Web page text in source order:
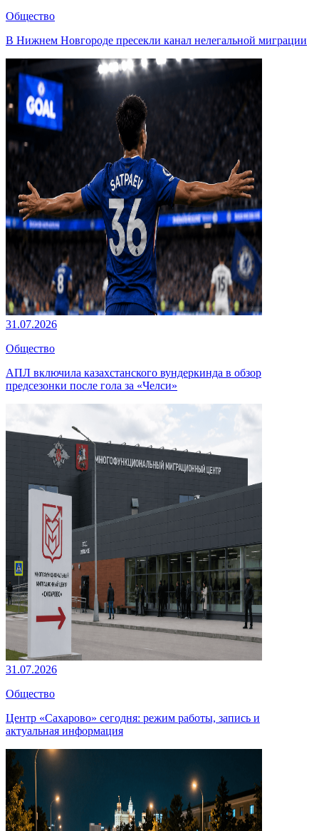
Общество
В Нижнем Новгороде пресекли канал нелегальной миграции
31.07.2026
Общество
АПЛ включила казахстанского вундеркинда в обзор
предсезонки после гола за «Челси»
31.07.2026
Общество
Центр «Сахарово» сегодня: режим работы, запись и
актуальная информация